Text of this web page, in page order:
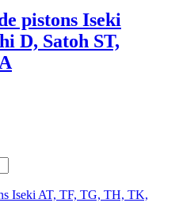
pistons Iseki
D, Satoh ST,